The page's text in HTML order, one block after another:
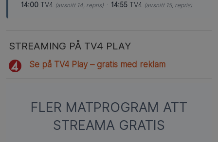
14:00 TV4 (avsnitt 14, repris) · 14:55 TV4 (avsnitt 15, repris)
STREAMING PÅ TV4 PLAY
Se på TV4 Play – gratis med reklam
FLER MATPROGRAM ATT
STREAMA GRATIS